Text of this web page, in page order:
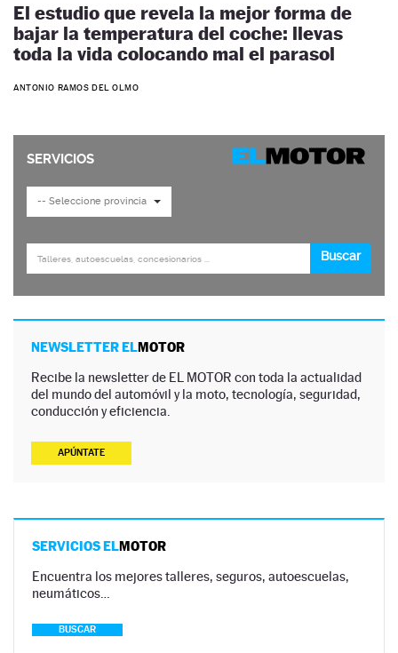
El estudio que revela la mejor forma de
bajar la temperatura del coche: llevas
toda la vida colocando mal el parasol
ANTONIO RAMOS DEL OLMO
NEWSLETTER ELMOTOR
Recibe la newsletter de EL MOTOR con toda la actualidad
del mundo del automóvil y la moto, tecnología, seguridad,
conducción y eficiencia.
APÚNTATE
SERVICIOS ELMOTOR
Encuentra los mejores talleres, seguros, autoescuelas,
neumáticos…
BUSCAR